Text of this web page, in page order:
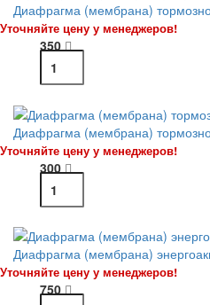
Диафрагма (мембрана)
Уточняйте цену у менеджеров!
350
Диафрагма (мембрана)
Уточняйте цену у менеджеров!
300
Диафрагма (мембрана)
Уточняйте цену у менеджеров!
750